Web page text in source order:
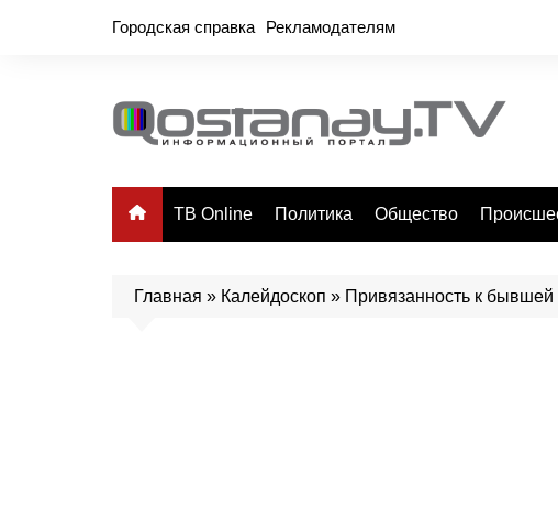
Городская справка Рекламодателям
ТВ Online Политика Общество
Главная » Калейдоскоп » Привязанность к